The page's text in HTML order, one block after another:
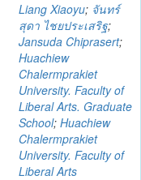
Liang Xiaoyu; จันทร์
สุดา ไชยประเสริฐ;
Jansuda Chiprasert;
Huachiew
Chalermprakiet
University. Faculty of
Liberal Arts. Graduate
School; Huachiew
Chalermprakiet
University. Faculty of
Liberal Arts